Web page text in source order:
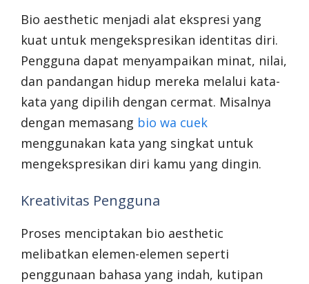
Bio aesthetic menjadi alat ekspresi yang
kuat untuk mengekspresikan identitas diri.
Pengguna dapat menyampaikan minat, nilai,
dan pandangan hidup mereka melalui kata-
kata yang dipilih dengan cermat. Misalnya
dengan memasang bio wa cuek
menggunakan kata yang singkat untuk
mengekspresikan diri kamu yang dingin.
Kreativitas Pengguna
Proses menciptakan bio aesthetic
melibatkan elemen-elemen seperti
penggunaan bahasa yang indah, kutipan